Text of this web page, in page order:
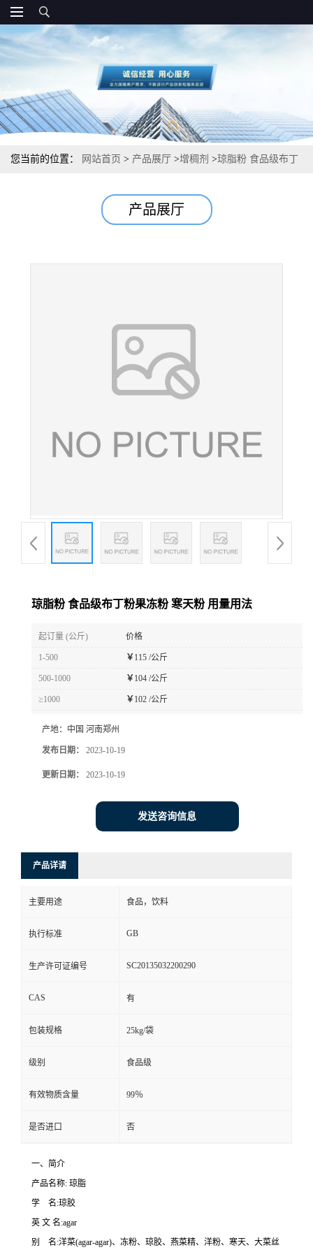
您当前的位置： 网站首页 > 产品展厅 >增稠剂 >琼脂粉 食品级布丁
产品展厅
琼脂粉 食品级布丁粉果冻粉 寒天粉 用量用法
起订量 (公斤) 价格
1-500 ￥ 115 /公斤
500-1000 ￥ 104 /公斤
≥1000 ￥ 102 /公斤
产地： 中国 河南郑州
发布日期： 2023-10-19
更新日期： 2023-10-19
发送咨询信息
产品详请
主要用途 食品，饮料
执行标准 GB
生产许可证编号 SC20135032200290
CAS 有
包装规格 25kg/袋
级别 食品级
有效物质含量 99％
是否进口 否
一、简介
产品名称: 琼脂
学 名:琼胶
英 文 名:agar
别 名:洋菜(agar-agar)、冻粉、琼胶、燕菜精、洋粉、寒天、大菜丝